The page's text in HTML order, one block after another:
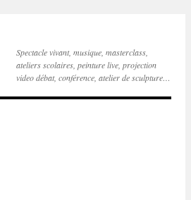
Spectacle vivant, musique, masterclass,
ateliers scolaires, peinture live, projection
video débat, conférence, atelier de sculpture…